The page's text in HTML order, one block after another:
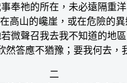
奉祂的所在，未必遠隔重洋
高山的巉崖，或在危險的異
微聲召我去我不知道的地區
然答應不猶豫；要我何去，
二